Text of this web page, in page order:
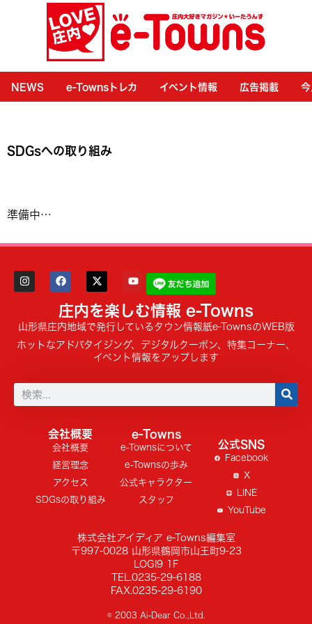
NEWS e-Townsトレカ イベント情報 広告掲載
SDGsへの取り組み
準備中…
庄内を楽しむ情報 e-Towns
山形県庄内地域で発行しているタウン情報紙e-TownsのWEB版
ホットなアドバタイジング、デジタルクーポン、特集コーナー、
イベント情報をアップします
会社概要
会社概要
経営理念
アクセス
SDGsの取り組み
e-Towns
e-Townsについて
e-Townsの歩み
公式キャラクター
スタッフ
公式SNS
Facebook
X
LINE
YouTube
株式会社アイディア e-Towns編集室
〒997-0028 山形県鶴岡市山王町9-23
LOGI9 1F
TEL.0235-29-6188
FAX.0235-29-6190
© 2003 Ai-Dear Co.,Ltd.